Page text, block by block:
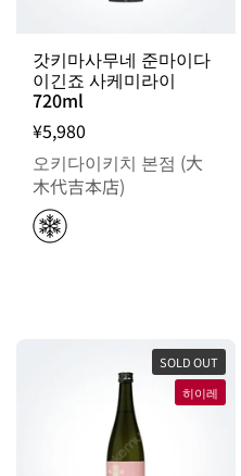
갓키마사무네 준마이다
이긴죠 사케미라이
720ml
¥5,980
오키다이키치 본점 (大
木代吉本店)
SOLD OUT
히이레